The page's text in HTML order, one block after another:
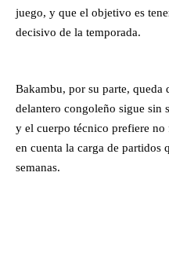
juego, y que el objetivo es
decisivo de la temporada.
Bakambu, por su parte, queda
delantero congoleño sigue sin
y el cuerpo técnico prefiere no
en cuenta la carga de partidos
semanas.